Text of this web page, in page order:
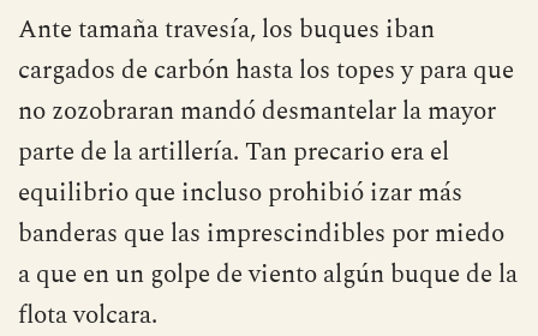
Ante tamaña travesía, los buques iban
cargados de carbón hasta los topes y para que
no zozobraran mandó desmantelar la mayor
parte de la artillería. Tan precario era el
equilibrio que incluso prohibió izar más
banderas que las imprescindibles por miedo
a que en un golpe de viento algún buque de la
flota volcara.